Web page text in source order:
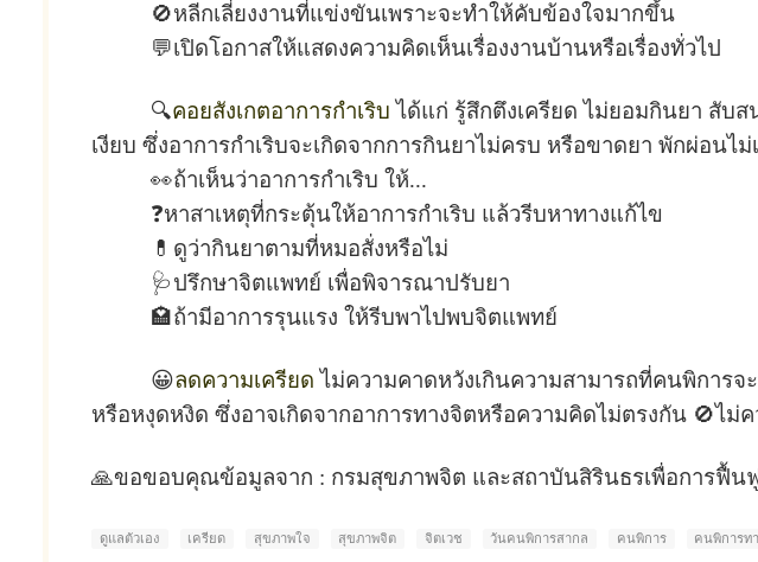
🚫หลีกเลี่ยงงานที่แข่งขันเพราะจะทำให้คับข้องใจมากขึ้น
💬เปิดโอกาสให้แสดงความคิดเห็นเรื่องงานบ้านหรือเรื่องทั่วไป
🔍คอยสังเกตอาการกำเริบ ได้แก่ รู้สึกตึงเครียด ไม่ยอมกินยา สับ
เงียบ ซึ่งอาการกำเริบจะเกิดจากการกินยาไม่ครบ หรือขาดยา พักผ่อนไ
👀ถ้าเห็นว่าอาการกำเริบ ให้...
❓หาสาเหตุที่กระตุ้นให้อาการกำเริบ แล้วรีบหาทางแก้ไข
💊ดูว่ากินยาตามที่หมอสั่งหรือไม่
🩺ปรึกษาจิตแพทย์ เพื่อพิจารณาปรับยา
🏩ถ้ามีอาการรุนแรง ให้รีบพาไปพบจิตแพทย์
😀ลดความเครียด ไม่ความคาดหวังเกินความสามารถที่คนพิการ
หรือหงุดหงิด ซึ่งอาจเกิดจากอาการทางจิตหรือความคิดไม่ตรงกัน 🚫ไ
🙏ขอขอบคุณข้อมูลจาก : กรมสุขภาพจิต และสถาบันสิรินธรเพื่อการฟื้น
ดูแลตัวเอง เครียด สุขภาพใจ สุขภาพจิต จิตเวช วันคนพิการสากล คนพิการ คนพิการท